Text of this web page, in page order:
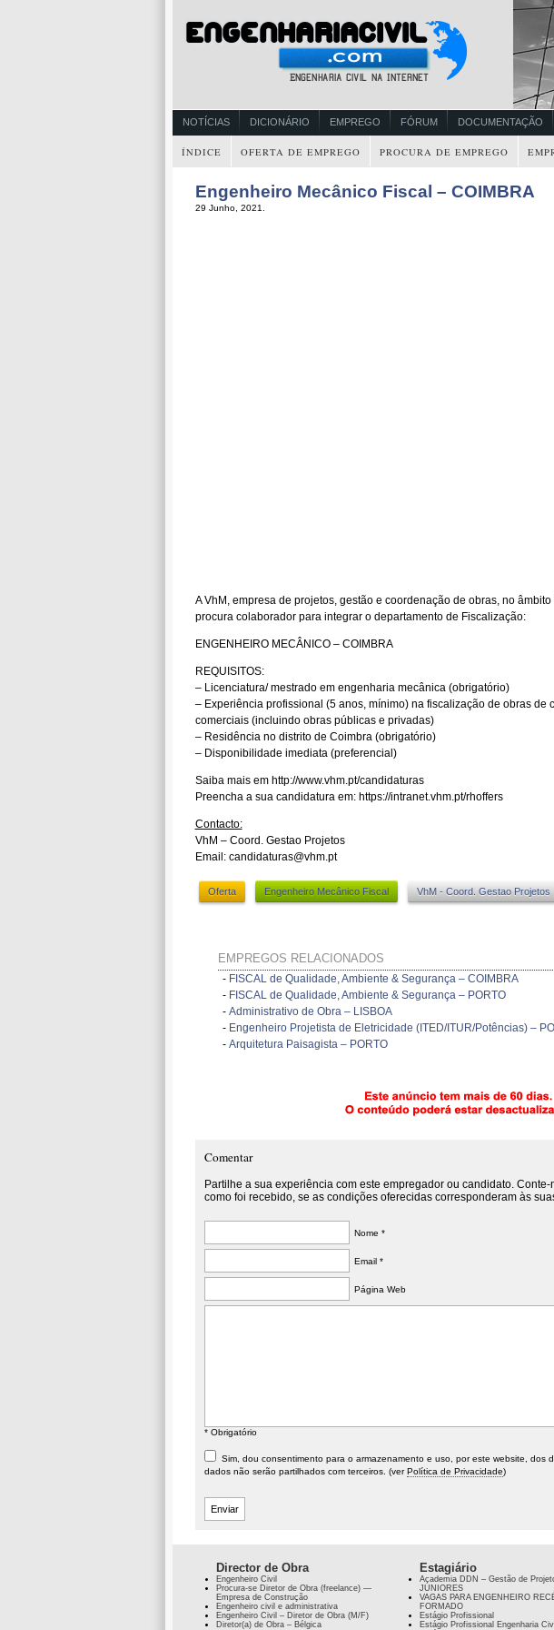
NOTÍCIAS DICIONÁRIO EMPREGO FÓRUM DOCUMENTAÇÃO
ÍNDICE OFERTA DE EMPREGO PROCURA DE EMPREGO
Engenheiro Mecânico Fiscal – COIMBRA
29 Junho, 2021.
A VhM, empresa de projetos, gestão e coordenação de obras, no
procura colaborador para integrar o departamento de Fiscalização:
ENGENHEIRO MECÂNICO – COIMBRA
REQUISITOS:
– Licenciatura/ mestrado em engenharia mecânica (obrigatório)
– Experiência profissional (5 anos, mínimo) na fiscalização de obras de
comerciais (incluindo obras públicas e privadas)
– Residência no distrito de Coimbra (obrigatório)
– Disponibilidade imediata (preferencial)
Saiba mais em http://www.vhm.pt/candidaturas
Preencha a sua candidatura em: https://intranet.vhm.pt/rhoffers
Contacto:
VhM – Coord. Gestao Projetos
Email: candidaturas@vhm.pt
Oferta Engenheiro Mecânico Fiscal VhM - Coord. Gestao Projetos
EMPREGOS RELACIONADOS
- FISCAL de Qualidade, Ambiente & Segurança – COIMBRA
- FISCAL de Qualidade, Ambiente & Segurança – PORTO
- Administrativo de Obra – LISBOA
- Engenheiro Projetista de Eletricidade (ITED/ITUR/Potências) –
- Arquitetura Paisagista – PORTO
Comentar
Partilhe a sua experiência com este empregador ou candidato. Conte-
como foi recebido, se as condições oferecidas corresponderam às
Nome *
Email *
Página Web
* Obrigatório
Sim, dou consentimento para o armazenamento e uso, por este website, dos
dados não serão partilhados com terceiros. (verPolítica de Privacidade)
Director de Obra
Engenheiro Civil
Procura-se Diretor de Obra (freelance) —
Empresa de Construção
Engenheiro civil e administrativa
Engenheiro Civil – Diretor de Obra (M/F)
Diretor(a) de Obra – Bélgica
Estagiário
Academia DDN – Gestão de
JÚNIORES
VAGAS PARA ENGENHEIRO
FORMADO
Estágio Profissional
Estágio Profissional Engenharia